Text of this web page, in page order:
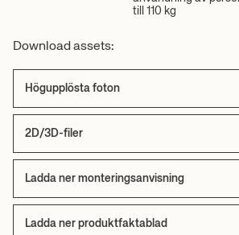
till 110 kg
Download assets:
Högupplösta foton
2D/3D-filer
Ladda ner monteringsanvisning
Ladda ner produktfaktablad